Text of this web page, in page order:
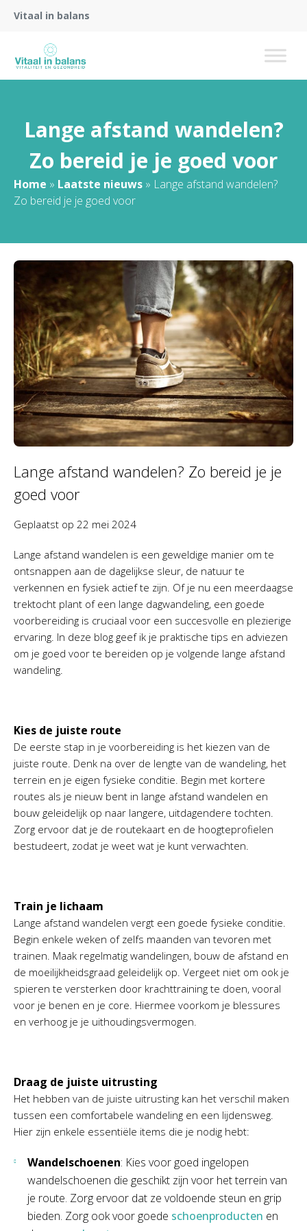
Vitaal in balans
Lange afstand wandelen?
Zo bereid je je goed voor
Home » Laatste nieuws » Lange afstand wandelen?
Zo bereid je je goed voor
Lange afstand wandelen? Zo bereid je je
goed voor
Geplaatst op 22 mei 2024
Lange afstand wandelen is een geweldige manier om te
ontsnappen aan de dagelijkse sleur, de natuur te
verkennen en fysiek actief te zijn. Of je nu een meerdaagse
trektocht plant of een lange dagwandeling, een goede
voorbereiding is cruciaal voor een succesvolle en plezierige
ervaring. In deze blog geef ik je praktische tips en adviezen
om je goed voor te bereiden op je volgende lange afstand
wandeling.
Kies de juiste route
De eerste stap in je voorbereiding is het kiezen van de
juiste route. Denk na over de lengte van de wandeling, het
terrein en je eigen fysieke conditie. Begin met kortere
routes als je nieuw bent in lange afstand wandelen en
bouw geleidelijk op naar langere, uitdagendere tochten.
Zorg ervoor dat je de routekaart en de hoogteprofielen
bestudeert, zodat je weet wat je kunt verwachten.
Train je lichaam
Lange afstand wandelen vergt een goede fysieke conditie.
Begin enkele weken of zelfs maanden van tevoren met
trainen. Maak regelmatig wandelingen, bouw de afstand en
de moeilijkheidsgraad geleidelijk op. Vergeet niet om ook je
spieren te versterken door krachttraining te doen, vooral
voor je benen en je core. Hiermee voorkom je blessures
en verhoog je je uithoudingsvermogen.
Draag de juiste uitrusting
Het hebben van de juiste uitrusting kan het verschil maken
tussen een comfortabele wandeling en een lijdensweg.
Hier zijn enkele essentiële items die je nodig hebt:
Wandelschoenen: Kies voor goed ingelopen
wandelschoenen die geschikt zijn voor het terrein van
je route. Zorg ervoor dat ze voldoende steun en grip
bieden. Zorg ook voor goede schoenproducten en